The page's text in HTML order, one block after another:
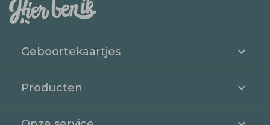
Geboortekaartjes
Producten